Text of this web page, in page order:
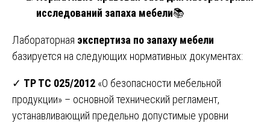
исследований запаха мебели📚
Лабораторная экспертиза по запаху мебели
базируется на следующих нормативных документах:
✓ ТР ТС 025/2012 «О безопасности мебельной
продукции» – основной технический регламент,
устанавливающий предельно допустимые уровни